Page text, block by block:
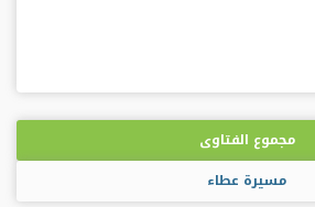
مجموع الفتاوى
مسيرة عطاء